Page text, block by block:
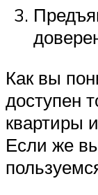
Как вы
доступен
квартиры
Если же